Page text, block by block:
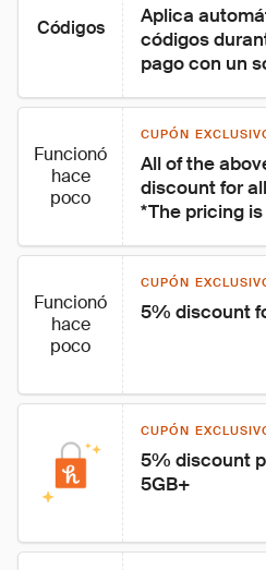
Códigos
Aplica
códigos
pago con un
Funcionó
hace
poco
CUPÓN
All of the
discount for
*The pricing
Funcionó
hace
poco
CUPÓN
5% discount
CUPÓN
5% discount
5GB+